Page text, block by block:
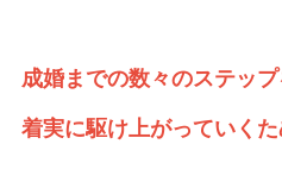
成婚までの数々のステップ
着実に駆け上がっていく